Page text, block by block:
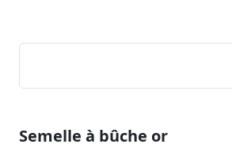
Semelle à bûche or